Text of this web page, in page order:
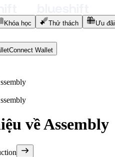
Khóa học Thử thách Ưu đãi
Connect Wal et
về Assembly